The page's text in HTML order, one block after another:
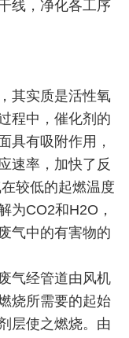
线，净化各工序
其实质是活性氧
程中，催化剂的
具有吸附作用，
速率，加快了反
较低的起燃温度
为CO2和H2O，
气中的有害物的
气经管道由风机
烧所需要的起始
层使之燃烧。由